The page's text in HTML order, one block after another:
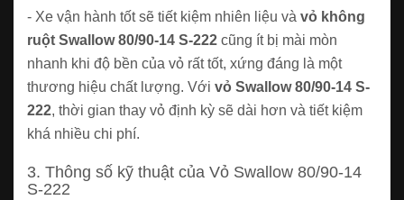
- Xe vận hành tốt sẽ tiết kiệm nhiên liệu và vỏ không
ruột Swallow 80/90-14 S-222 cũng ít bị mài mòn
nhanh khi độ bền của vỏ rất tốt, xứng đáng là một
thương hiệu chất lượng. Với vỏ Swallow 80/90-14 S-
222, thời gian thay vỏ định kỳ sẽ dài hơn và tiết kiệm
khá nhiều chi phí.
3. Thông số kỹ thuật của Vỏ Swallow 80/90-14
S-222